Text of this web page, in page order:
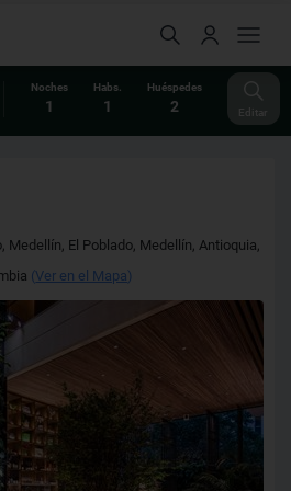
Noches
1
Habs.
1
Huéspedes
2 Editar
Medellín, El Poblado, Medellín, Antioquia,
(Ver en el Mapa)